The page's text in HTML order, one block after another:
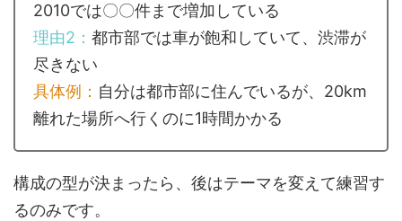
2010では〇〇件まで増加している
理由2： 都市部では車が飽和していて、渋滞が
尽きない
具体例： 自分は都市部に住んでいるが、20km
離れた場所へ行くのに1時間かかる
構成の型が決まったら、後はテーマを変えて練習す
るのみです。